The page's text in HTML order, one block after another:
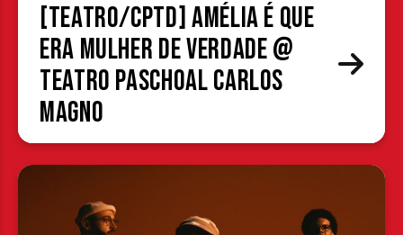
[TEATRO/CPTD] Amélia é que
era mulher de verdade @
Teatro Paschoal Carlos
Magno